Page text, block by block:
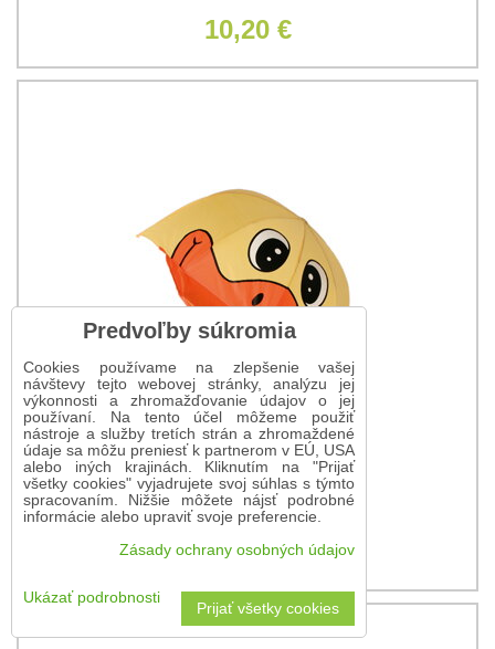
10,20 €
Detský dáždnik Kačka
10,20 €
Predvoľby súkromia
Cookies používame na zlepšenie vašej
návštevy tejto webovej stránky, analýzu jej
výkonnosti a zhromažďovanie údajov o jej
používaní. Na tento účel môžeme použiť
nástroje a služby tretích strán a zhromaždené
údaje sa môžu preniesť k partnerom v EÚ, USA
alebo iných krajinách. Kliknutím na "Prijať
všetky cookies" vyjadrujete svoj súhlas s týmto
spracovaním. Nižšie môžete nájsť podrobné
informácie alebo upraviť svoje preferencie.
Zásady ochrany osobných údajov
Ukázať podrobnosti
Prijať všetky cookies